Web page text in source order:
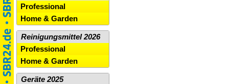
Professional
Home & Garden
Reinigungsmittel 2026
Professional
Home & Garden
Geräte 2025